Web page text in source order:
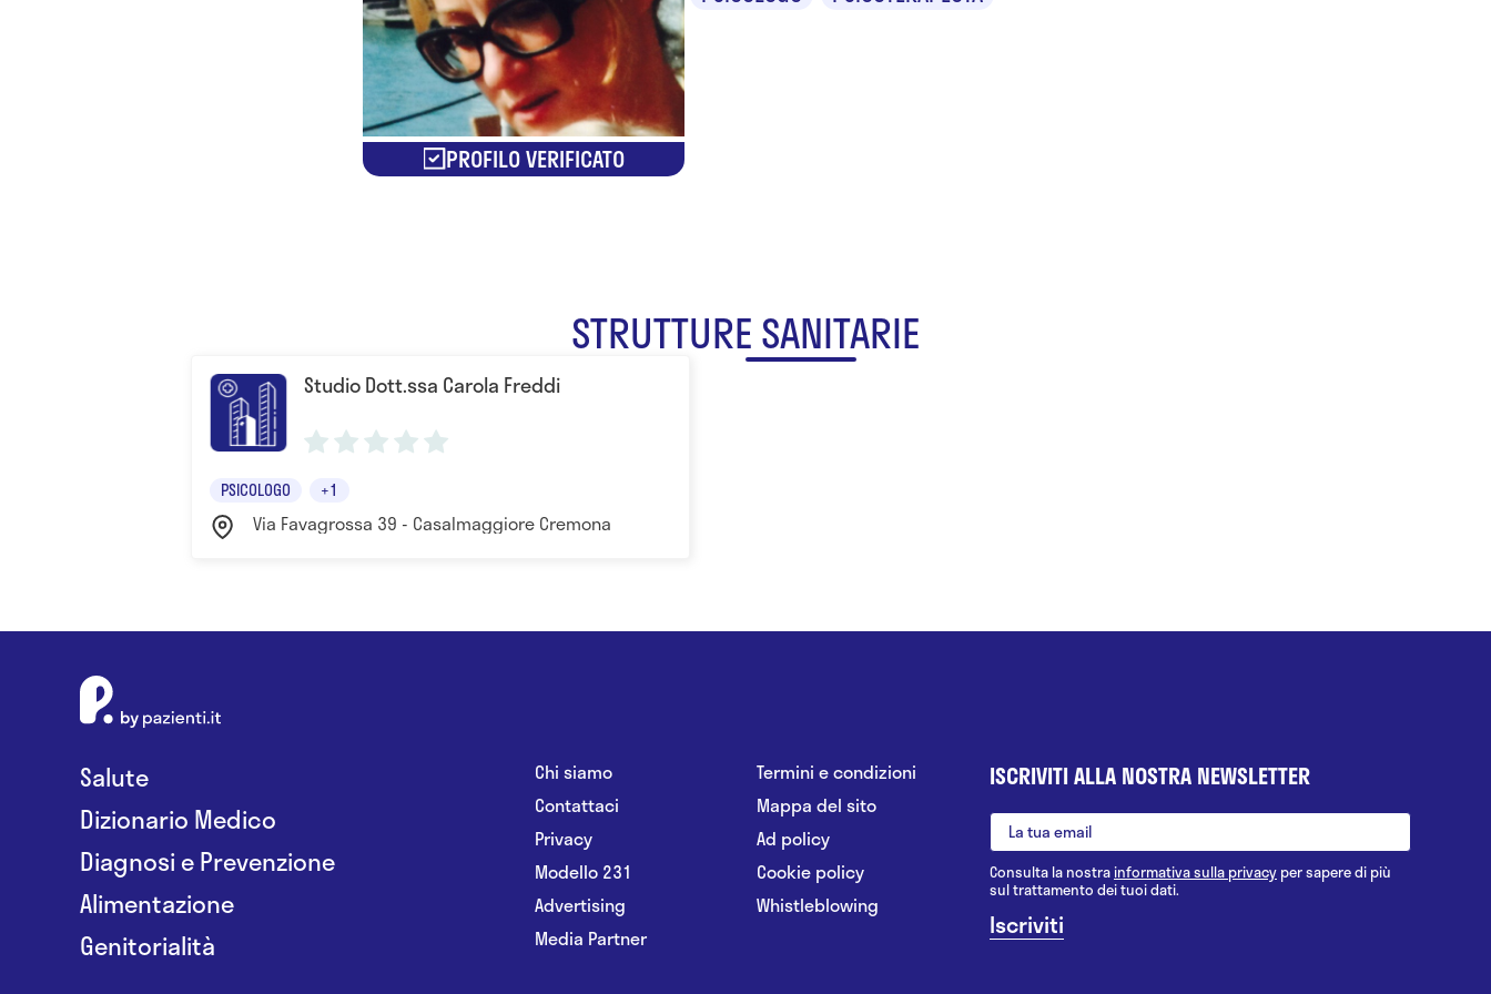
PROFILO VERIFICATO
STRUTTURE SANITARIE
Studio Dott.ssa Carola Freddi
PSICOLOGO +1
Via Favagrossa 39 - Casalmaggiore Cremona
Salute
Dizionario Medico
Diagnosi e Prevenzione
Alimentazione
Genitorialità
Chi siamo
Contattaci
Privacy
Modello 231
Advertising
Media Partner
Termini e condizioni
Mappa del sito
Ad policy
Cookie policy
Whistleblowing
ISCRIVITI ALLA NOSTRA NEWSLETTER
Consulta la nostrainformativa sulla privacy per sapere di più
sul trattamento dei tuoi dati.